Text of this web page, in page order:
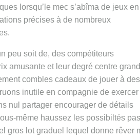
lorsqu’le mec s’abîma de jeux en
précises à de nombreux
peu soit de, des compétiteurs
amusante et leur degré centre grand
combles cadeaux de jouer à des
inutile en compagnie de exercer
nul partager encourager de détails
même haussez les possibiltés pas
gros lot graduel lequel donne rêver